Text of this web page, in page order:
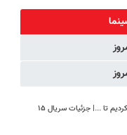
رئیس سیمافیلم: هر چه آقای مدیری گفت فراهم کردیم تا ...| جزئیات سریال ۱۵